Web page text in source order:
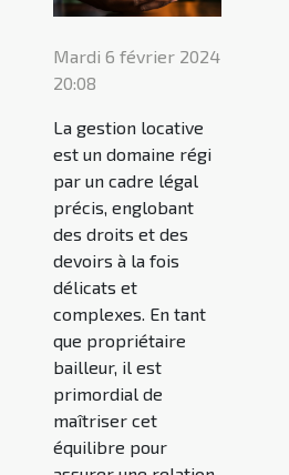
Mardi 6 février 2024
20:08
La gestion locative
est un domaine régi
par un cadre légal
précis, englobant
des droits et des
devoirs à la fois
délicats et
complexes. En tant
que propriétaire
bailleur, il est
primordial de
maîtriser cet
équilibre pour